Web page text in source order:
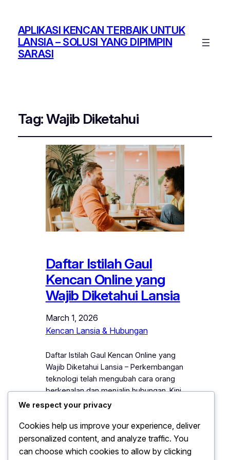
APLIKASI KENCAN TERBAIK UNTUK
LANSIA – SOLUSI YANG DIPIMPIN
SARASI
Tag:Wajib Diketahui
Daftar Istilah Gaul
Kencan Online yang
Wajib Diketahui Lansia
March 1, 2026
Kencan Lansia & Hubungan
Daftar Istilah Gaul Kencan Online yang
Wajib Diketahui Lansia – Perkembangan
teknologi telah mengubah cara orang
berkenalan dan menjalin hubungan. Kini,
kencan tidak lagi terbatas pada
melalui aplikasi dan media sosial. Lansia
yang mulai mencoba dunia kencan
online sering kali menghadapi
We respect your privacy
Cookies help us improve your experience, deliver
personalized content, and analyze traffic. You
can choose which cookies to allow by clicking